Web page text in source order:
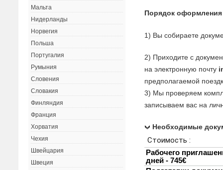
Порядок
1) Вы собираете
2) Приходите с
на электронную почту
предполагаемой
3) Мы проверяем
записываем вас на
Необходимые
Мальта
Нидерланды
Норвегия
Польша
Португалия
Румыния
Словения
Словакия
Финляндия
Франция
Хорватия
Чехия
Швейцария
Швеция